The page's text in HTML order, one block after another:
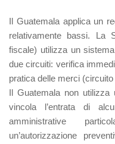
Il Guatemala applica un
relativamente bassi. La
fiscale) utilizza un
due circuiti: verifica
pratica delle merci
Il Guatemala non utilizza
vincola l’entrata di
amministrative
un’autorizzazione